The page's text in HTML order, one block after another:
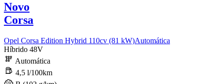
Novo
Corsa
Opel Corsa Edition Hybrid 110cv (81 kW)Automática
Híbrido 48V
Automática
4,5 l/100km